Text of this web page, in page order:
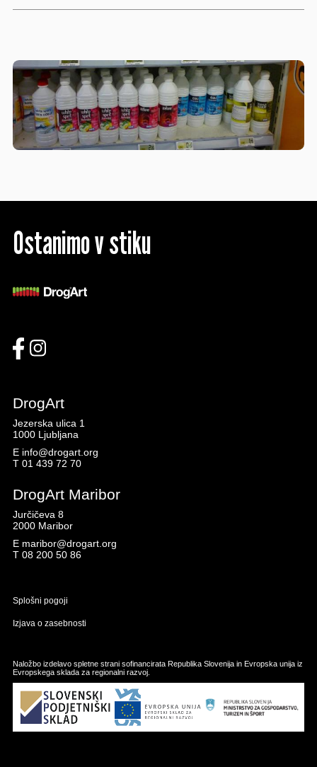
Ostanimo v stiku
DrogArt
Jezerska ulica 1
1000 Ljubljana
E info@drogart.org
T 01 439 72 70
DrogArt Maribor
Jurčičeva 8
2000 Maribor
E maribor@drogart.org
T 08 200 50 86
Splošni pogoji
Izjava o zasebnosti
Naložbo izdelavo spletne strani sofinancirata Republika Slovenija in Evropska unija iz
Evropskega sklada za regionalni razvoj.